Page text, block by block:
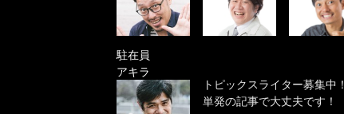
駐在員
アキラ
トピックスライター募集中！
単発の記事で大丈夫です！